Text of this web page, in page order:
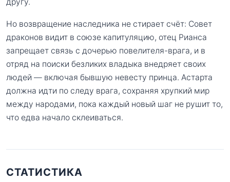
Но возвращение наследника не стирает счёт: Совет
драконов видит в союзе капитуляцию, отец Рианса
запрещает связь с дочерью повелителя-врага, и в
отряд на поиски безликих владыка внедряет своих
людей — включая бывшую невесту принца. Астарта
должна идти по следу врага, сохраняя хрупкий мир
между народами, пока каждый новый шаг не рушит то,
что едва начало склеиваться.
СТАТИСТИКА